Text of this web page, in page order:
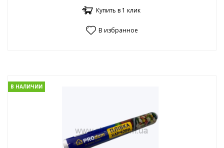
Купить в 1 клик
В избранное
В НАЛИЧИИ